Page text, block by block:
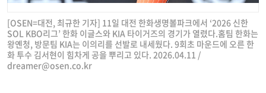
[OSEN=대전, 최규한 기자] 11일 대전 한화생명볼파크에서 ‘2026 신한
SOL KBO리그’ 한화 이글스와 KIA 타이거즈의 경기가 열렸다.홈팀 한화는
왕옌청, 방문팀 KIA는 이의리를 선발로 내세웠다. 9회초 마운드에 오른 한
화 투수 김서현이 힘차게 공을 뿌리고 있다. 2026.04.11 /
dreamer@osen.co.kr